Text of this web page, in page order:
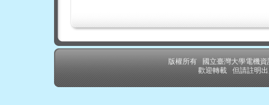
版權所有 國立臺灣大學電機
歡迎轉載 但請註明